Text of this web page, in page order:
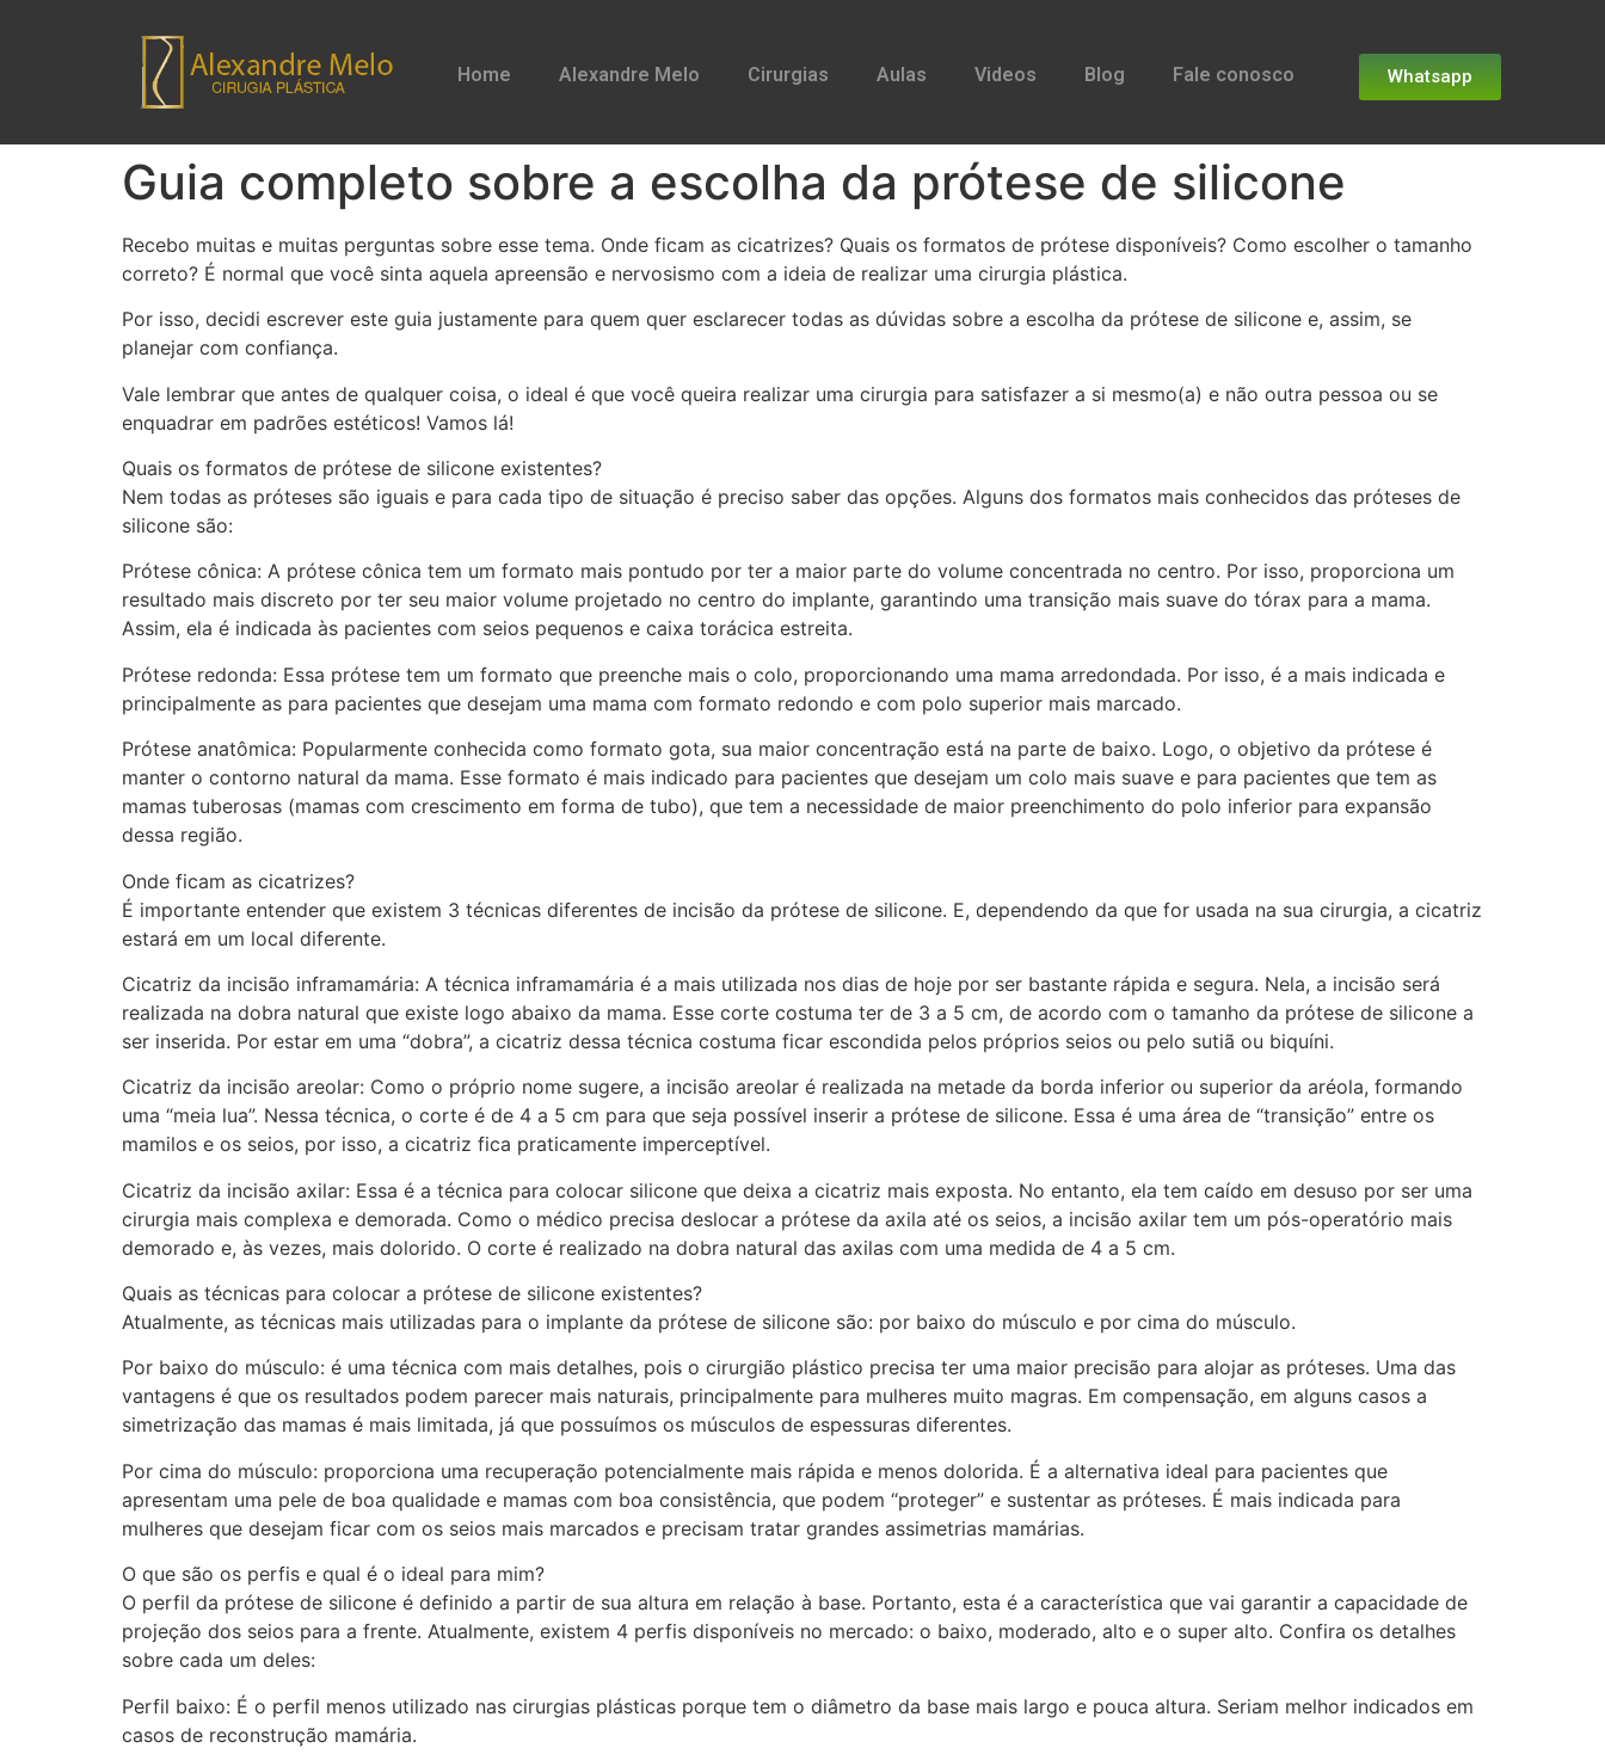
Home Alexandre Melo Cirurgias Aulas Videos Blog Fale conosco Whatsapp
Guia completo sobre a escolha da prótese de silicone
Recebo muitas e muitas perguntas sobre esse tema. Onde ficam as cicatrizes? Quais os formatos de prótese disponíveis? Como escolher o tamanho
correto? É normal que você sinta aquela apreensão e nervosismo com a ideia de realizar uma cirurgia plástica.
Por isso, decidi escrever este guia justamente para quem quer esclarecer todas as dúvidas sobre a escolha da prótese de silicone e, assim, se
planejar com confiança.
Vale lembrar que antes de qualquer coisa, o ideal é que você queira realizar uma cirurgia para satisfazer a si mesmo(a) e não outra pessoa ou se
enquadrar em padrões estéticos! Vamos lá!
Quais os formatos de prótese de silicone existentes?
Nem todas as próteses são iguais e para cada tipo de situação é preciso saber das opções. Alguns dos formatos mais conhecidos das próteses de
silicone são:
Prótese cônica: A prótese cônica tem um formato mais pontudo por ter a maior parte do volume concentrada no centro. Por isso, proporciona um
resultado mais discreto por ter seu maior volume projetado no centro do implante, garantindo uma transição mais suave do tórax para a mama.
Assim, ela é indicada às pacientes com seios pequenos e caixa torácica estreita.
Prótese redonda: Essa prótese tem um formato que preenche mais o colo, proporcionando uma mama arredondada. Por isso, é a mais indicada e
principalmente as para pacientes que desejam uma mama com formato redondo e com polo superior mais marcado.
Prótese anatômica: Popularmente conhecida como formato gota, sua maior concentração está na parte de baixo. Logo, o objetivo da prótese é
manter o contorno natural da mama. Esse formato é mais indicado para pacientes que desejam um colo mais suave e para pacientes que tem as
mamas tuberosas (mamas com crescimento em forma de tubo), que tem a necessidade de maior preenchimento do polo inferior para expansão
dessa região.
Onde ficam as cicatrizes?
É importante entender que existem 3 técnicas diferentes de incisão da prótese de silicone. E, dependendo da que for usada na sua cirurgia, a cicatriz
estará em um local diferente.
Cicatriz da incisão inframamária: A técnica inframamária é a mais utilizada nos dias de hoje por ser bastante rápida e segura. Nela, a incisão será
realizada na dobra natural que existe logo abaixo da mama. Esse corte costuma ter de 3 a 5 cm, de acordo com o tamanho da prótese de silicone a
ser inserida. Por estar em uma “dobra”, a cicatriz dessa técnica costuma ficar escondida pelos próprios seios ou pelo sutiã ou biquíni.
Cicatriz da incisão areolar: Como o próprio nome sugere, a incisão areolar é realizada na metade da borda inferior ou superior da aréola, formando
uma “meia lua”. Nessa técnica, o corte é de 4 a 5 cm para que seja possível inserir a prótese de silicone. Essa é uma área de “transição” entre os
mamilos e os seios, por isso, a cicatriz fica praticamente imperceptível.
Cicatriz da incisão axilar: Essa é a técnica para colocar silicone que deixa a cicatriz mais exposta. No entanto, ela tem caído em desuso por ser uma
cirurgia mais complexa e demorada. Como o médico precisa deslocar a prótese da axila até os seios, a incisão axilar tem um pós-operatório mais
demorado e, às vezes, mais dolorido. O corte é realizado na dobra natural das axilas com uma medida de 4 a 5 cm.
Quais as técnicas para colocar a prótese de silicone existentes?
Atualmente, as técnicas mais utilizadas para o implante da prótese de silicone são: por baixo do músculo e por cima do músculo.
Por baixo do músculo: é uma técnica com mais detalhes, pois o cirurgião plástico precisa ter uma maior precisão para alojar as próteses. Uma das
vantagens é que os resultados podem parecer mais naturais, principalmente para mulheres muito magras. Em compensação, em alguns casos a
simetrização das mamas é mais limitada, já que possuímos os músculos de espessuras diferentes.
Por cima do músculo: proporciona uma recuperação potencialmente mais rápida e menos dolorida. É a alternativa ideal para pacientes que
apresentam uma pele de boa qualidade e mamas com boa consistência, que podem “proteger” e sustentar as próteses. É mais indicada para
mulheres que desejam ficar com os seios mais marcados e precisam tratar grandes assimetrias mamárias.
O que são os perfis e qual é o ideal para mim?
O perfil da prótese de silicone é definido a partir de sua altura em relação à base. Portanto, esta é a característica que vai garantir a capacidade de
projeção dos seios para a frente. Atualmente, existem 4 perfis disponíveis no mercado: o baixo, moderado, alto e o super alto. Confira os detalhes
sobre cada um deles:
Perfil baixo: É o perfil menos utilizado nas cirurgias plásticas porque tem o diâmetro da base mais largo e pouca altura. Seriam melhor indicados em
casos de reconstrução mamária.